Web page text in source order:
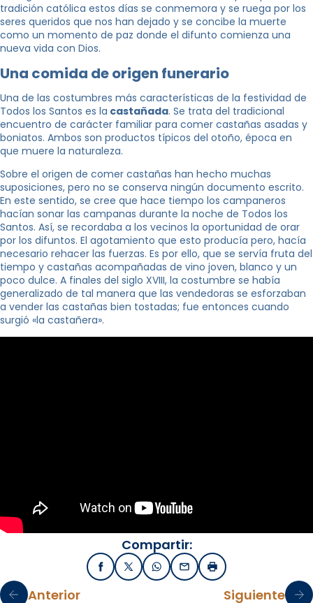
tradición católica estos días se conmemora y se ruega por los
seres queridos que nos han dejado y se concibe la muerte
como un momento de paz donde el difunto comienza una
nueva vida con Dios.
Una comida de origen funerario
Una de las costumbres más características de la festividad de
Todos los Santos es la castañada. Se trata del tradicional
encuentro de carácter familiar para comer castañas asadas y
boniatos. Ambos son productos típicos del otoño, época en
que muere la naturaleza.
Sobre el origen de comer castañas han hecho muchas
suposiciones, pero no se conserva ningún documento escrito.
En este sentido, se cree que hace tiempo los campaneros
hacían sonar las campanas durante la noche de Todos los
Santos. Así, se recordaba a los vecinos la oportunidad de orar
por los difuntos. El agotamiento que esto producía pero, hacía
necesario rehacer las fuerzas. Es por ello, que se servía fruta del
tiempo y castañas acompañadas de vino joven, blanco y un
poco dulce. A finales del siglo XVIII, la costumbre se había
generalizado de tal manera que las vendedoras se esforzaban
a vender las castañas bien tostadas; fue entonces cuando
surgió «la castañera».
Compartir:
FacebookX / TwitterWhatsApp
EmailImprimir
Anterior Siguiente